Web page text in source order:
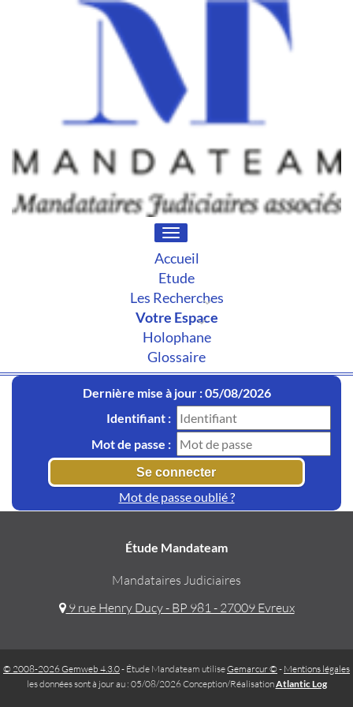
Toggle
navigation
Accueil
Etude
Les Recherches
Votre Espace
Holophane
Glossaire
Dernière mise à jour : 05/08/2026
Identifiant :
Mot de passe :
Mot de passe oublié ?
Étude Mandateam
Mandataires Judiciaires
9 rue Henry Ducy - BP 981 - 27009 Evreux
© 2008-2026 Gemweb 4.3.0- Étude Mandateam utiliseGemarcur © - Mentions légales
les données sont à jour au : 05/08/2026 Conception/RéalisationAtlantic Log